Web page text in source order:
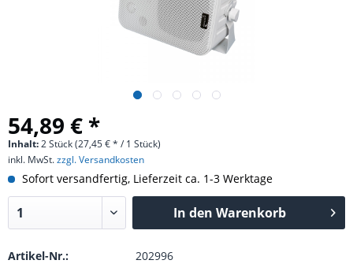
54,89 € *
Inhalt:2 Stück (27,45 € * / 1 Stück)
inkl. MwSt.zzgl. Versandkosten
Sofort versandfertig, Lieferzeit ca. 1-3 Werktage
In den Warenkorb
Artikel-Nr.: 202996